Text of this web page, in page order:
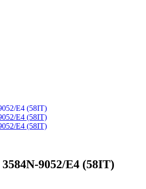
9052/E4 (58IT)